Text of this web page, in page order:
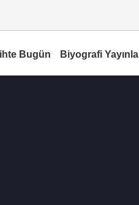
Bugün Biyografi Yayınla